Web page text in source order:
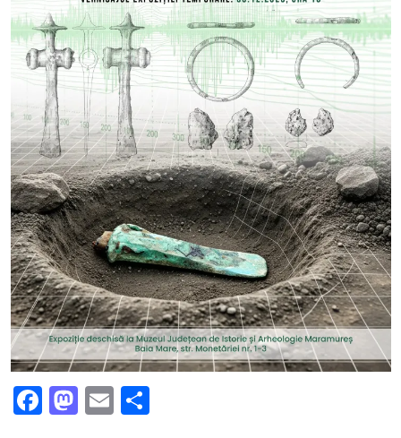
Facebook
Mastodon
Email